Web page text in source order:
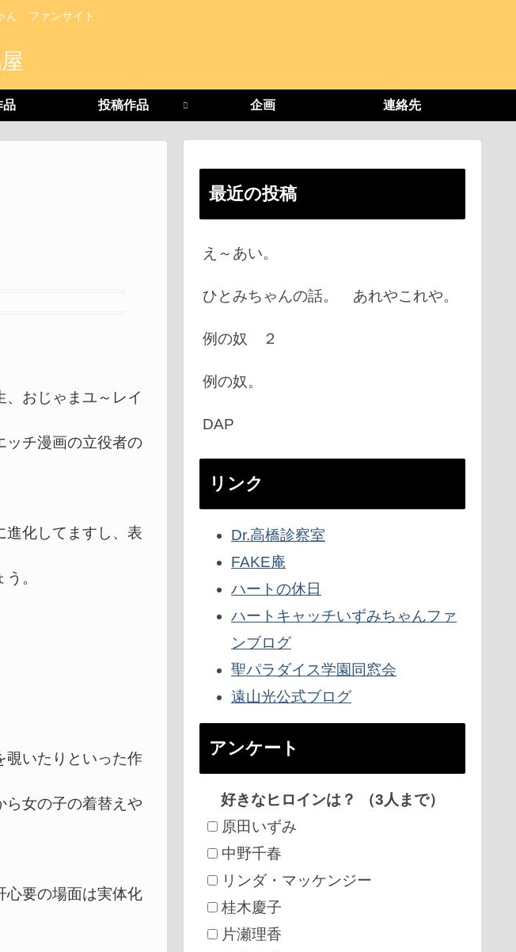
ん ファンサイト
品 投稿作品 企画 連絡先
おじゃまユ～レイ
ッチ漫画の立役者の
化してますし、表
。
いたりといった作
ら女の子の着替えや
要の場面は実体化
最近の投稿
え～あい。
ひとみちゃんの話。 あれやこれや。
例の奴 ２
例の奴。
DAP
リンク
Dr.高橋診察室
FAKE庵
ハートの休日
ハートキャッチいずみちゃんファ
ンブログ
聖パラダイス学園同窓会
遠山光公式ブログ
アンケート
好きなヒロインは？ （3人まで）
原田いずみ
中野千春
リンダ・マッケンジー
桂木慶子
片瀬理香